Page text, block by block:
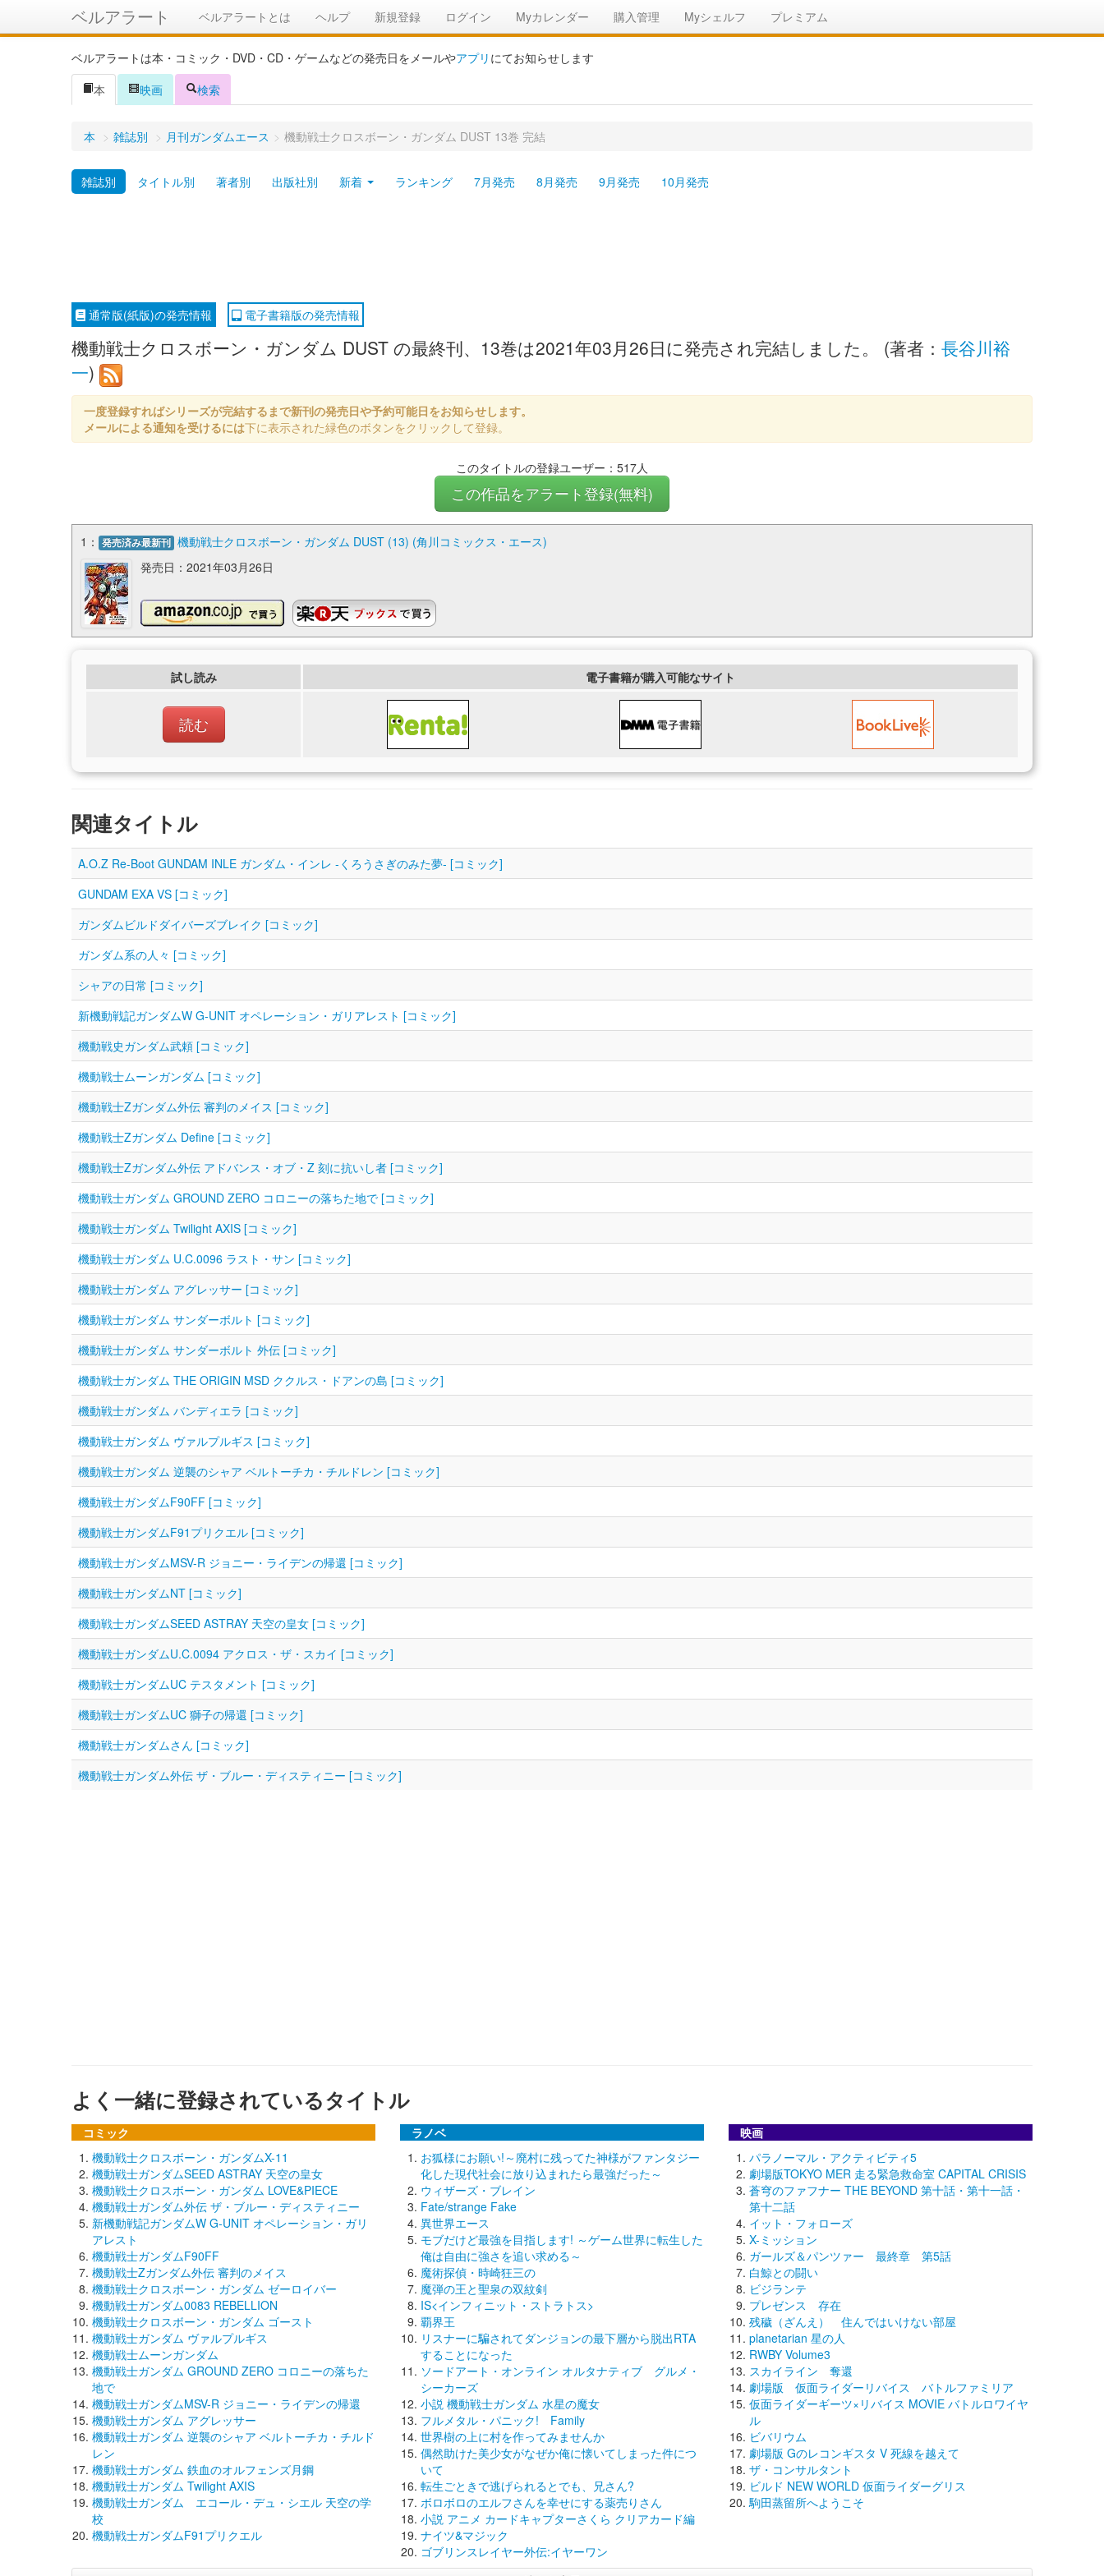
ベルアラート ベルアラートとは ヘルプ 新規登録 ログイン Myカレンダー 購入管理 Myシェルフ プレミアム
ベルアラートは本・コミック・DVD・CD・ゲームなどの発売日をメールやアプリ にてお知らせします
本
映画 検索
本 > 雑誌別 > 月刊ガンダムエース > 機動戦士クロスボーン・ガンダム DUST 13巻 完結
雑誌別 タイトル別 著者別 出版社別 新着 ランキング 7月発売 8月発売 9月発売 10月発売
通常版(紙版)の発売情報 電子書籍版の発売情報
機動戦士クロスボーン・ガンダム DUST の最終刊、13巻は2021年03月26日に発売され完結しました。 (著者： 長谷川裕
一)
一度登録すればシリーズが完結するまで新刊の発売日や予約可能日をお知らせします。
メールによる通知を受けるには下に表示された緑色のボタンをクリックして登録。
このタイトルの登録ユーザー：517人
この作品をアラート登録(無料)
1： 発売済み最新刊 機動戦士クロスボーン・ガンダム DUST (13) (角川コミックス・エース)
発売日：2021年03月26日
試し読み 電子書籍が購入可能なサイト
読む
関連タイトル
A.O.Z Re-Boot GUNDAM INLE ガンダム・インレ ‐くろうさぎのみた夢‐ [コミック]
GUNDAM EXA VS [コミック]
ガンダムビルドダイバーズブレイク [コミック]
ガンダム系の人々 [コミック]
シャアの日常 [コミック]
新機動戦記ガンダムW G-UNIT オペレーション・ガリアレスト [コミック]
機動戦史ガンダム武頼 [コミック]
機動戦士ムーンガンダム [コミック]
機動戦士Zガンダム外伝 審判のメイス [コミック]
機動戦士Zガンダム Define [コミック]
機動戦士Ζガンダム外伝 アドバンス・オブ・Ζ 刻に抗いし者 [コミック]
機動戦士ガンダム GROUND ZERO コロニーの落ちた地で [コミック]
機動戦士ガンダム Twilight AXIS [コミック]
機動戦士ガンダム U.C.0096 ラスト・サン [コミック]
機動戦士ガンダム アグレッサー [コミック]
機動戦士ガンダム サンダーボルト [コミック]
機動戦士ガンダム サンダーボルト 外伝 [コミック]
機動戦士ガンダム THE ORIGIN MSD ククルス・ドアンの島 [コミック]
機動戦士ガンダム バンディエラ [コミック]
機動戦士ガンダム ヴァルプルギス [コミック]
機動戦士ガンダム 逆襲のシャア ベルトーチカ・チルドレン [コミック]
機動戦士ガンダムF90FF [コミック]
機動戦士ガンダムF91プリクエル [コミック]
機動戦士ガンダムMSV-R ジョニー・ライデンの帰還 [コミック]
機動戦士ガンダムNT [コミック]
機動戦士ガンダムSEED ASTRAY 天空の皇女 [コミック]
機動戦士ガンダムU.C.0094 アクロス・ザ・スカイ [コミック]
機動戦士ガンダムUC テスタメント [コミック]
機動戦士ガンダムUC 獅子の帰還 [コミック]
機動戦士ガンダムさん [コミック]
機動戦士ガンダム外伝 ザ・ブルー・ディスティニー [コミック]
よく一緒に登録されているタイトル
コミック
機動戦士クロスボーン・ガンダムX-11
機動戦士ガンダムSEED ASTRAY 天空の皇女
機動戦士クロスボーン・ガンダム LOVE&PIECE
機動戦士ガンダム外伝 ザ・ブルー・ディスティニー
新機動戦記ガンダムW G-UNIT オペレーション・ガリ
アレスト
機動戦士ガンダムF90FF
機動戦士Zガンダム外伝 審判のメイス
機動戦士クロスボーン・ガンダム ゼーロイバー
機動戦士ガンダム0083 REBELLION
機動戦士クロスボーン・ガンダム ゴースト
機動戦士ガンダム ヴァルプルギス
機動戦士ムーンガンダム
機動戦士ガンダム GROUND ZERO コロニーの落ちた
地で
機動戦士ガンダムMSV-R ジョニー・ライデンの帰還
機動戦士ガンダム アグレッサー
機動戦士ガンダム 逆襲のシャア ベルトーチカ・チルド
レン
機動戦士ガンダム 鉄血のオルフェンズ月鋼
機動戦士ガンダム Twilight AXIS
機動戦士ガンダム エコール・デュ・シエル 天空の学
校
機動戦士ガンダムF91プリクエル
ラノベ
お狐様にお願い!～廃村に残ってた神様がファンタジー
化した現代社会に放り込まれたら最強だった～
ウィザーズ・ブレイン
Fate/strange Fake
異世界エース
モブだけど最強を目指します! ～ゲーム世界に転生した
俺は自由に強さを追い求める～
魔術探偵・時崎狂三の
魔弾の王と聖泉の双紋剣
IS<インフィニット・ストラトス>
覇界王
リスナーに騙されてダンジョンの最下層から脱出RTA
することになった
ソードアート・オンライン オルタナティブ グルメ・
シーカーズ
小説 機動戦士ガンダム 水星の魔女
フルメタル・パニック! Family
世界樹の上に村を作ってみませんか
偶然助けた美少女がなぜか俺に懐いてしまった件につ
いて
転生ごときで逃げられるとでも、兄さん?
ボロボロのエルフさんを幸せにする薬売りさん
小説 アニメ カードキャプターさくら クリアカード編
ナイツ&マジック
ゴブリンスレイヤー外伝:イヤーワン
映画
パラノーマル・アクティビティ5
劇場版TOKYO MER 走る緊急救命室 CAPITAL CRISIS
蒼穹のファフナー THE BEYOND 第十話・第十一話・
第十二話
イット・フォローズ
X-ミッション
ガールズ＆パンツァー 最終章 第5話
白鯨との闘い
ビジランテ
プレゼンス 存在
残穢（ざんえ） 住んではいけない部屋
planetarian 星の人
RWBY Volume3
スカイライン 奪還
劇場版 仮面ライダーリバイス バトルファミリア
仮面ライダーギーツ×リバイス MOVIE バトルロワイヤ
ル
ビバリウム
劇場版 Gのレコンギスタ V 死線を越えて
ザ・コンサルタント
ビルド NEW WORLD 仮面ライダーグリス
駒田蒸留所へようこそ